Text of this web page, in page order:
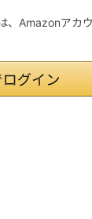
、Amazonアカ